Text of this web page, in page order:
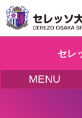
セレ
MENU